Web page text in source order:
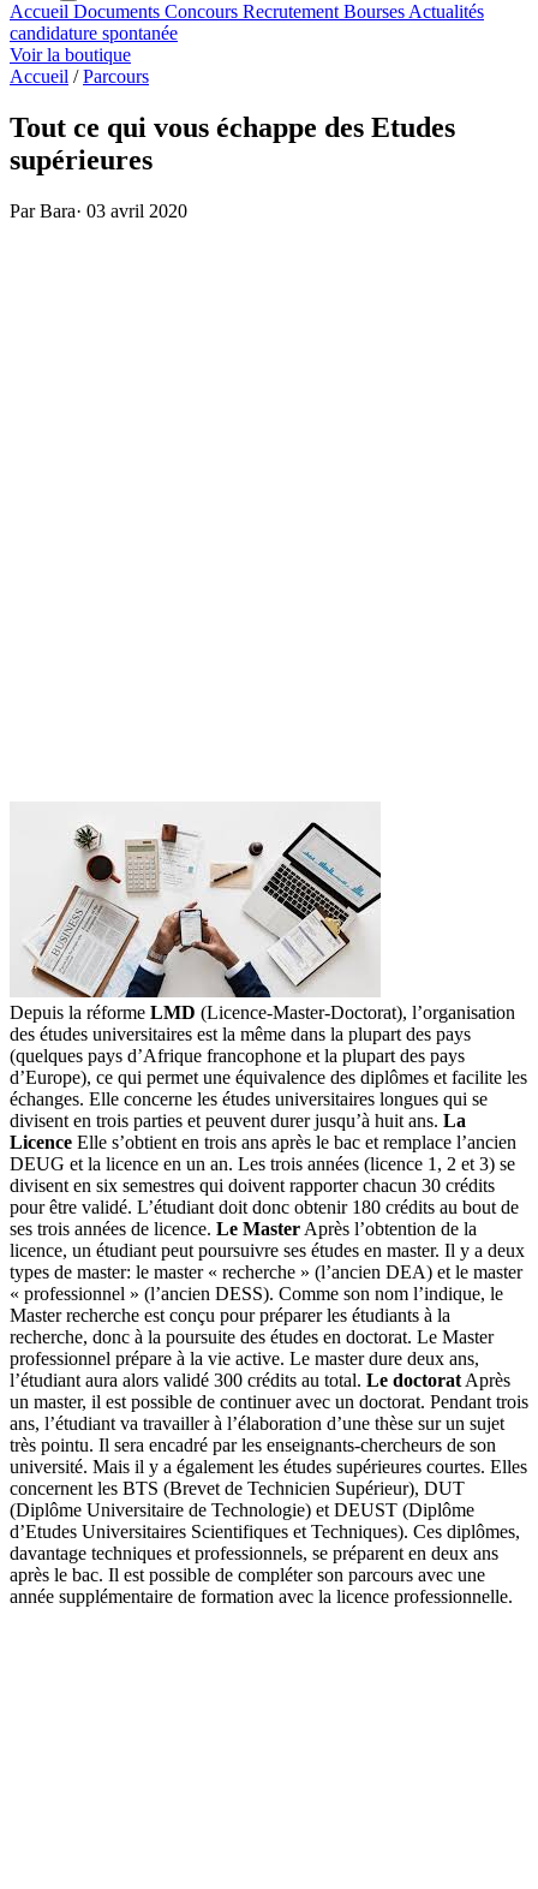
Accueil Documents Concours Recrutement Bourses Actualités
candidature spontanée
Voir la boutique
Accueil / Parcours
Tout ce qui vous échappe des Etudes
supérieures
Par Bara· 03 avril 2020
Depuis la réforme LMD (Licence-Master-Doctorat), l’organisation
des études universitaires est la même dans la plupart des pays
(quelques pays d’Afrique francophone et la plupart des pays
d’Europe), ce qui permet une équivalence des diplômes et facilite les
échanges. Elle concerne les études universitaires longues qui se
divisent en trois parties et peuvent durer jusqu’à huit ans. La
Licence Elle s’obtient en trois ans après le bac et remplace l’ancien
DEUG et la licence en un an. Les trois années (licence 1, 2 et 3) se
divisent en six semestres qui doivent rapporter chacun 30 crédits
pour être validé. L’étudiant doit donc obtenir 180 crédits au bout de
ses trois années de licence. Le Master Après l’obtention de la
licence, un étudiant peut poursuivre ses études en master. Il y a deux
types de master: le master « recherche » (l’ancien DEA) et le master
« professionnel » (l’ancien DESS). Comme son nom l’indique, le
Master recherche est conçu pour préparer les étudiants à la
recherche, donc à la poursuite des études en doctorat. Le Master
professionnel prépare à la vie active. Le master dure deux ans,
l’étudiant aura alors validé 300 crédits au total. Le doctorat Après
un master, il est possible de continuer avec un doctorat. Pendant trois
ans, l’étudiant va travailler à l’élaboration d’une thèse sur un sujet
très pointu. Il sera encadré par les enseignants-chercheurs de son
université. Mais il y a également les études supérieures courtes. Elles
concernent les BTS (Brevet de Technicien Supérieur), DUT
(Diplôme Universitaire de Technologie) et DEUST (Diplôme
d’Etudes Universitaires Scientifiques et Techniques). Ces diplômes,
davantage techniques et professionnels, se préparent en deux ans
après le bac. Il est possible de compléter son parcours avec une
année supplémentaire de formation avec la licence professionnelle.